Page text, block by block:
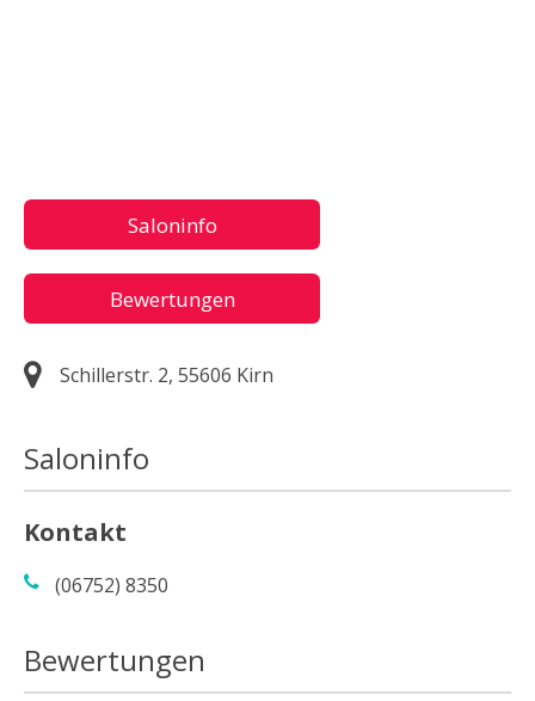
Saloninfo
Bewertungen
Schillerstr. 2, 55606 Kirn
Saloninfo
Kontakt
(06752) 8350
Bewertungen